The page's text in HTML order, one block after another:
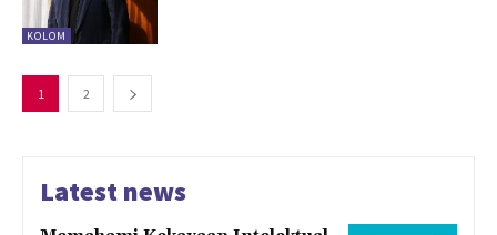
KOLOM
1 2
Latest news